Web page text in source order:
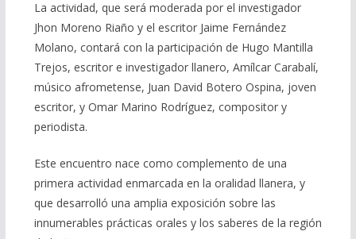
La actividad, que será moderada por el investigador
Jhon Moreno Riaño y el escritor Jaime Fernández
Molano, contará con la participación de Hugo Mantilla
Trejos, escritor e investigador llanero, Amílcar Carabalí,
músico afrometense, Juan David Botero Ospina, joven
escritor, y Omar Marino Rodríguez, compositor y
periodista.
Este encuentro nace como complemento de una
primera actividad enmarcada en la oralidad llanera, y
que desarrolló una amplia exposición sobre las
innumerables prácticas orales y los saberes de la región